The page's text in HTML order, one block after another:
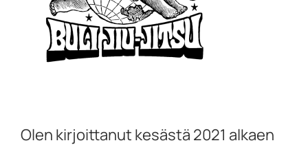
Olen kirjoittanut kesästä 2021 alkaen